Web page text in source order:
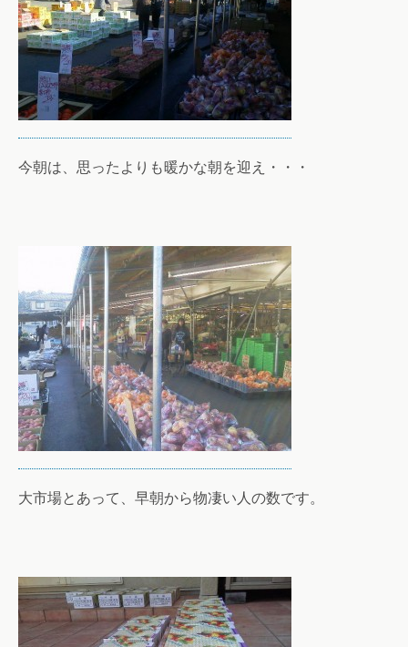
今朝は、思ったよりも暖かな朝を迎え・・・
大市場とあって、早朝から物凄い人の数です。